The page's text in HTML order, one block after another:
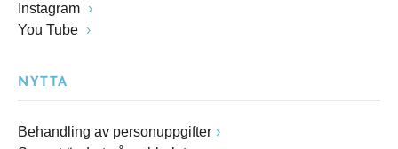
Instagram
You Tube
NYTTA
Behandling av personuppgifter